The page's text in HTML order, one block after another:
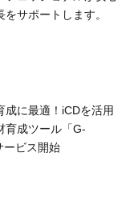
サポートします。
成に最適！iCDを活用
育成ツール「G-
ービス開始